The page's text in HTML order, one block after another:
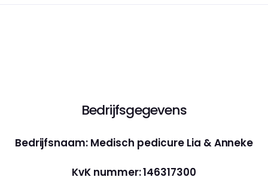
Bedrijfsgegevens
Bedrijfsnaam: Medisch pedicure Lia & Anneke
KvK nummer: 146317300